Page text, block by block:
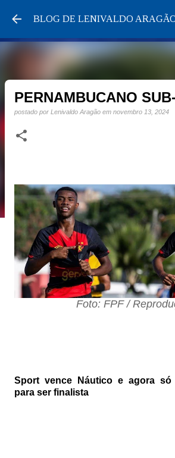
Pular para o conteúdo
BLOG DE LENIVALDO
PERNAMBUCANO
postado por Lenivaldo Aragão em novembro 13, 2024
Foto: FPF /
Sport vence Náutico e agora só
para ser finalista